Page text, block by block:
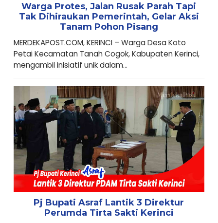
Warga Protes, Jalan Rusak Parah Tapi
Tak Dihiraukan Pemerintah, Gelar Aksi
Tanam Pohon Pisang
MERDEKAPOST.COM, KERINCI – Warga Desa Koto
Petai Kecamatan Tanah Cogok, Kabupaten Kerinci,
mengambil inisiatif unik dalam...
Pj Bupati Asraf Lantik 3 Direktur
Perumda Tirta Sakti Kerinci